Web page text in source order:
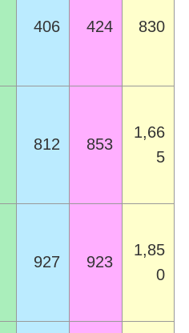
406 424 830
812 853
1,66
5
927 923
1,85
0